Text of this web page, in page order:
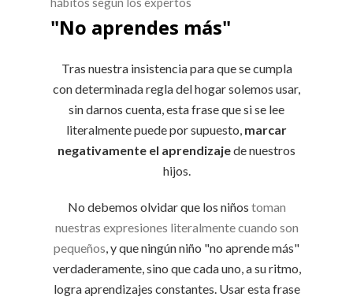
"No aprendes más"
Tras nuestra insistencia para que se cumpla
con determinada regla del hogar solemos usar,
sin darnos cuenta, esta frase que si se lee
literalmente puede por supuesto, marcar
negativamente el aprendizajede nuestros
hijos.
No debemos olvidar que los niños toman
nuestras expresiones literalmente cuando son
pequeños, y que ningún niño "no aprende más"
verdaderamente, sino que cada uno, a su ritmo,
logra aprendizajes constantes. Usar esta frase